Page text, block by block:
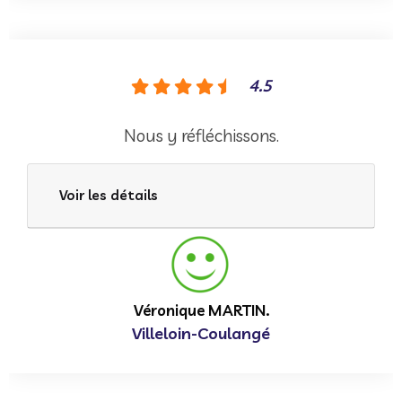
4.5
Nous y réfléchissons.
Voir les détails
Véronique MARTIN.
Villeloin-Coulangé